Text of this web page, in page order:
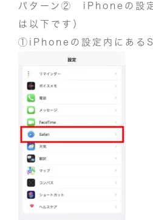
パターン② iPhoneの設定
は以下です）
①iPhoneの設定内にある